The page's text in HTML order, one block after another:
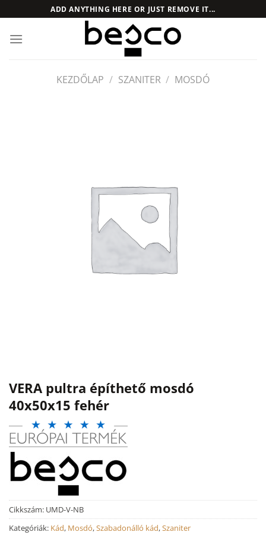
to
content
ADD ANYTHING HERE OR JUST REMOVE IT...
KEZDŐLAP / SZANITER / MOSDÓ
VERA pultra építhető mosdó
40x50x15 fehér
Cikkszám: UMD-V-NB
Kategóriák: Kád, Mosdó,Szabadonálló kád,Szaniter